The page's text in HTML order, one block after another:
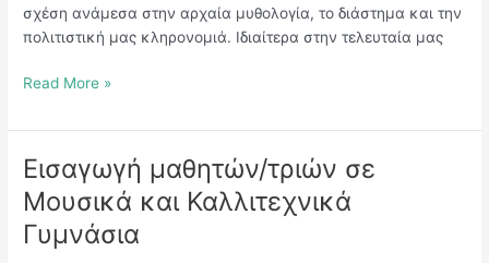
σχέση ανάμεσα στην αρχαία μυθολογία, το διάστημα και την
πολιτιστική μας κληρονομιά. Ιδιαίτερα στην τελευταία μας
Read More »
Εισαγωγή μαθητών/τριών σε
Μουσικά και Καλλιτεχνικά
Γυμνάσια
Εισαγωγή
μαθητών/
τριών
σε